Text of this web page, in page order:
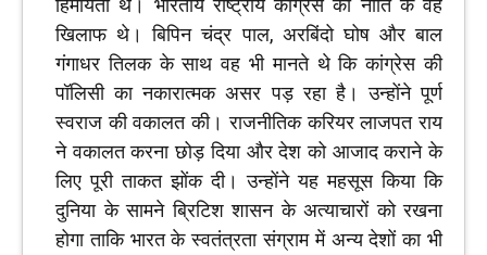
हिमायती थे। भारतीय राष्ट्रीय कांग्रेस की नीति के वह
खिलाफ थे। बिपिन चंद्र पाल, अरबिंदो घोष और बाल
गंगाधर तिलक के साथ वह भी मानते थे कि कांग्रेस की
पॉलिसी का नकारात्मक असर पड़ रहा है। उन्होंने पूर्ण
स्वराज की वकालत की। राजनीतिक करियर लाजपत राय
ने वकालत करना छोड़ दिया और देश को आजाद कराने के
लिए पूरी ताकत झोंक दी। उन्होंने यह महसूस किया कि
दुनिया के सामने ब्रिटिश शासन के अत्याचारों को रखना
होगा ताकि भारत के स्वतंत्रता संग्राम में अन्य देशों का भी